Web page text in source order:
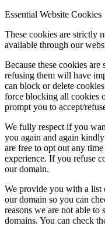
Essential Website Cookies
These cookies are strictly
available through our
Because these cookies
refusing them will have
can block or delete
force blocking all cookies
prompt you to accept/
We fully respect if you
you again and again
are free to opt out any
experience. If you refuse
our domain.
We provide you with a list
our domain so you can
reasons we are not able
domains. You can check